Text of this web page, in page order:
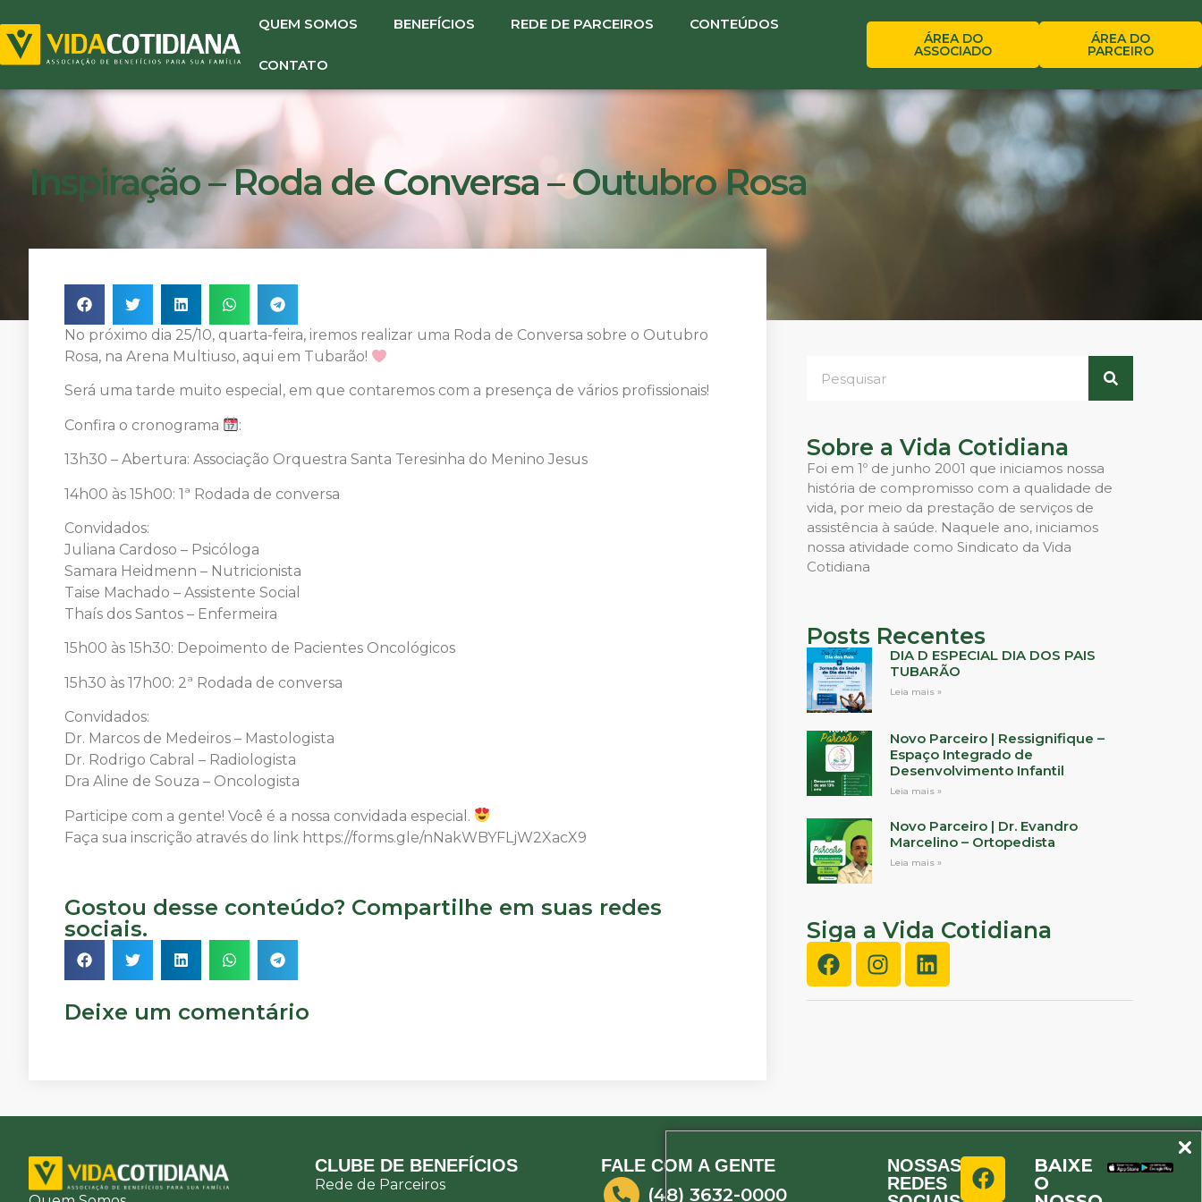
QUEM SOMOS BENEFÍCIOS REDE DE PARCEIROS CONTEÚDOS
CONTATO
ÁREA DO
ASSOCIADO
ÁREA DO
PARCEIRO
Inspiração – Roda de Conversa – Outubro Rosa
No próximo dia 25/10, quarta-feira, iremos realizar uma Roda de Conversa sobre o Outubro
Rosa, na Arena Multiuso, aqui em Tubarão!
Será uma tarde muito especial, em que contaremos com a presença de vários profissionais!
Confira o cronograma :
13h30 – Abertura: Associação Orquestra Santa Teresinha do Menino Jesus
14h00 às 15h00: 1ª Rodada de conversa
Convidados:
Juliana Cardoso – Psicóloga
Samara Heidmenn – Nutricionista
Taise Machado – Assistente Social
Thaís dos Santos – Enfermeira
15h00 às 15h30: Depoimento de Pacientes Oncológicos
15h30 às 17h00: 2ª Rodada de conversa
Convidados:
Dr. Marcos de Medeiros – Mastologista
Dr. Rodrigo Cabral – Radiologista
Dra Aline de Souza – Oncologista
Participe com a gente! Você é a nossa convidada especial.
Faça sua inscrição através do link https://forms.gle/nNakWBYFLjW2XacX9
Gostou desse conteúdo? Compartilhe em suas redes
sociais.
Deixe um comentário
Sobre a Vida Cotidiana
Foi em 1º de junho 2001 que iniciamos nossa
história de compromisso com a qualidade de
vida, por meio da prestação de serviços de
assistência à saúde. Naquele ano, iniciamos
nossa atividade como Sindicato da Vida
Cotidiana
Posts Recentes
DIA D ESPECIAL DIA DOS PAIS
TUBARÃO
Leia mais »
Novo Parceiro | Ressignifique –
Espaço Integrado de
Desenvolvimento Infantil
Leia mais »
Novo Parceiro | Dr. Evandro
Marcelino – Ortopedista
Leia mais »
Siga a Vida Cotidiana
CLUBE DE BENEFÍCIOS
Rede de Parceiros
FALE COM A GENTE
(48) 3632-0000
NOSSAS
REDES
BAIXE
O